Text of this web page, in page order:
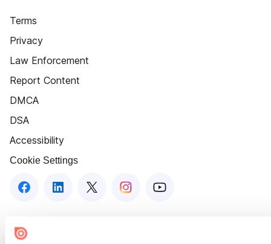
Terms
Privacy
Law Enforcement
Report Content
DMCA
DSA
Accessibility
Cookie Settings